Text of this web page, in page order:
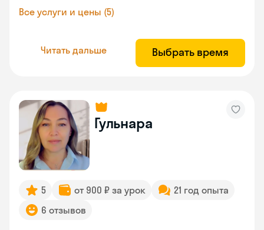
Все услуги и цены (5)
Читать дальше Выбрать время
Гульнара
5 от 900 ₽ за урок
21 год опыта
6 отзывов